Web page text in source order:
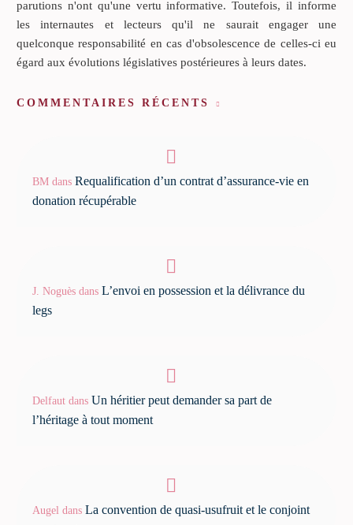
parutions n'ont qu'une vertu informative. Toutefois, il informe
les internautes et lecteurs qu'il ne saurait engager une
quelconque responsabilité en cas d'obsolescence de celles-ci eu
égard aux évolutions législatives postérieures à leurs dates.
COMMENTAIRES RÉCENTS
BM dans Requalification d’un contrat d’assurance-vie en
donation récupérable
J. Noguès dans L’envoi en possession et la délivrance du
legs
Delfaut dans Un héritier peut demander sa part de
l’héritage à tout moment
Augel dans La convention de quasi-usufruit et le conjoint